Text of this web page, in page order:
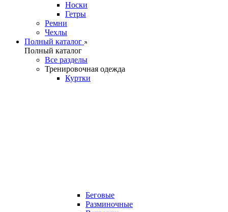
Носки
Гетры
Ремни
Чехлы
Полный каталог
Полный каталог
Все разделы
Тренировочная одежда
Куртки
Беговые
Разминочные